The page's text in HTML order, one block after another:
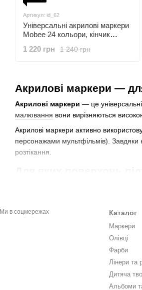
Акрилові маркери —
Акрилові маркери — це
малювання вони вирізняються
Акрилові маркери активно
персонажами мультфільмів).
розтікання.
Метал та пластик
Текстиль (з термофіксацією)
Після висихання акрилові чорнила
Артикул: id_62
Універсальні акрилові маркери
Mobee 24 кольори, кінчик
тканині, склу, фарфору і тд
1 240 грн
1 220 грн
Ми в соцмережах Каталог
Маркери
Олівці
Фарби
Лінери та
Дитяча
Альбоми